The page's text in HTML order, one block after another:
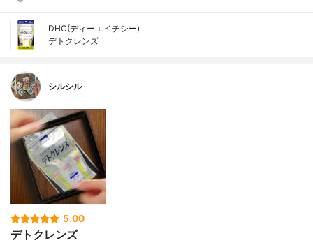
DHC(ディーエイチシー)
デトクレンズ
シルシル
5.00
デトクレンズ